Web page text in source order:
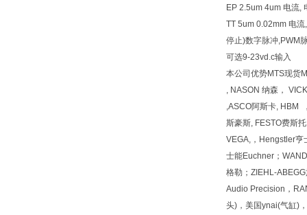
EP 2.5um 4um 电流,
TT 5um 0.02mm 电
停止)数字脉冲,PWM
可选9-23vd.c输入
本公司优势MTS现货
, NASON 纳森，
,ASCO阿斯卡, HBM
斯豪斯, FESTO费斯
VEGA,，Hengstler亨
士能Euchner；
格勒；ZIEHL-
Audio Precision，
头)，美国ynai(气缸)